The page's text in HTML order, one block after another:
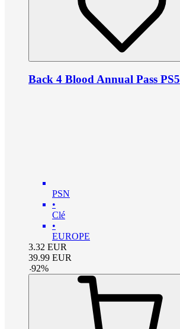
Back 4 Blood Annual Pass PS5
PSN
•
Clé
•
EUROPE
3.32 EUR
39.99 EUR
-92%